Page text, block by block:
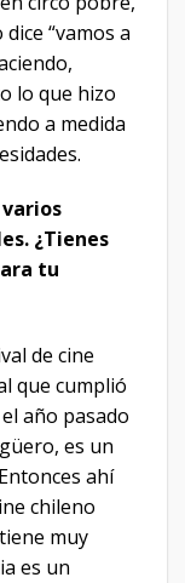
“vamos a
lo que hizo
a medida
¿Tienes
tu
de cine
que cumplió
año pasado
es un
ahí
chileno
muy
es un